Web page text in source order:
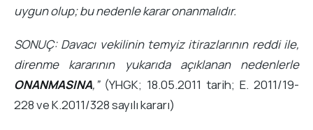
uygun olup; bu nedenle karar onanmalıdır.
SONUÇ: Davacı vekilinin temyiz itirazlarının reddi ile,
direnme kararının yukarıda açıklanan nedenlerle
ONANMASINA,” (YHGK; 18.05.2011 tarih; E. 2011/19-
228 ve K.2011/328 sayılı kararı)